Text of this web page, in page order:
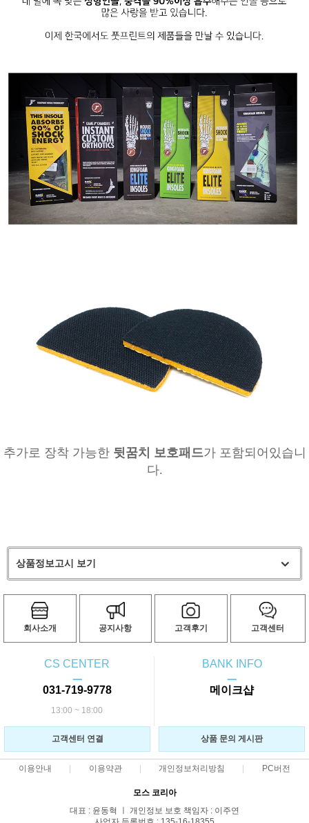
추가로 장착 가능한 뒷꿈치 보호패드가 포함되어있습니
다.
상품정보고시 보기
회사소개 공지사항 고객후기 고객센터
CS CENTER
ㅡ
031-719-9778
13:00 ~ 18:00
BANK INFO
ㅡ
메이크샵
고객센터 연결 상품 문의 게시판
이용안내 이용약관 개인정보처리방침 PC버전
모스 코리아
대표 : 윤동혁 ㅣ 개인정보 보호 책임자 : 이주연